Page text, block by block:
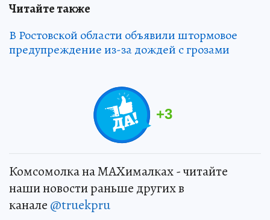
Читайте также
В Ростовской области объявили штормовое
предупреждение из-за дождей с грозами
+3
Комсомолка на MAXималках - читайте
наши новости раньше других в
канале @truekpru